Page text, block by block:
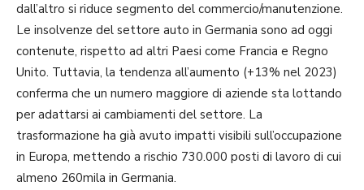
dall’altro si riduce segmento del commercio/manutenzione.
Le insolvenze del settore auto in Germania sono ad oggi
contenute, rispetto ad altri Paesi come Francia e Regno
Unito. Tuttavia, la tendenza all’aumento (+13% nel 2023)
conferma che un numero maggiore di aziende sta lottando
per adattarsi ai cambiamenti del settore. La
trasformazione ha già avuto impatti visibili sull’occupazione
in Europa, mettendo a rischio 730.000 posti di lavoro di cui
almeno 260mila in Germania.